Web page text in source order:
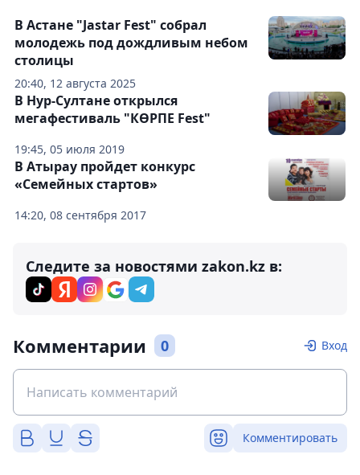
20:40, 12 августа 2025
В Астане "Jastar Fest" собрал
молодежь под дождливым небом
столицы
19:45, 05 июля 2019
В Нур-Султане открылся
мегафестиваль "КӨРПЕ Fest"
14:20, 08 сентября 2017
В Атырау пройдет конкурс
«Семейных стартов»
Следите за новостями zakon.kz в:
Комментарии 0 Вход
Комментировать